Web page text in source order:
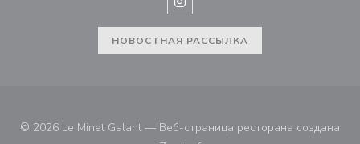
Instagram ((открывается в
НОВОСТНАЯ РАССЫЛКА
© 2026 Le Minet Galant — Веб-страница ресторана создана